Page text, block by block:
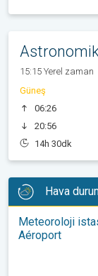
15:15 Yerel zaman
Güneş
06:26
20:56
14h 30dk
Hava
Meteoroloji
Aéroport